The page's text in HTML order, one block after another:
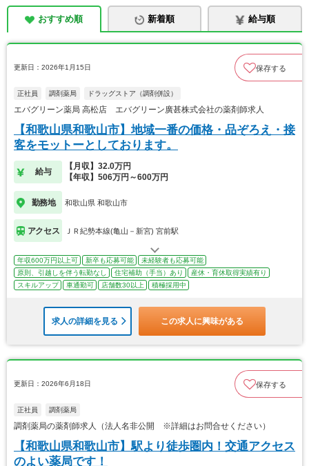
おすすめ順 新着順 給与順
更新日：2026年1月15日 保存する
正社員 調剤薬局 ドラッグストア（調剤併設）
エバグリーン薬局 高松店 エバグリーン廣甚株式会社の薬剤師求人
【和歌山県和歌山市】地域一番の価格・品ぞろえ・接
客をモットーとしております。
給与
【月収】32.0万円
【年収】506万円～600万円
勤務地 和歌山県 和歌山市
アクセス ＪＲ紀勢本線(亀山－新宮) 宮前駅
年収600万円以上可 新卒も応募可能
未経験者も応募可能
原則、引越しを伴う転勤なし
住宅補助（手当）あり
産休・育休取得実績有り
スキルアップ
車通勤可 店舗数30以上 積極採用中
求人の詳細を見る この求人に興味がある
更新日：2026年6月18日 保存する
正社員 調剤薬局
調剤薬局の薬剤師求人（法人名非公開 ※詳細はお問合せください）
【和歌山県和歌山市】駅より徒歩圏内！交通アクセス
のよい薬局です！